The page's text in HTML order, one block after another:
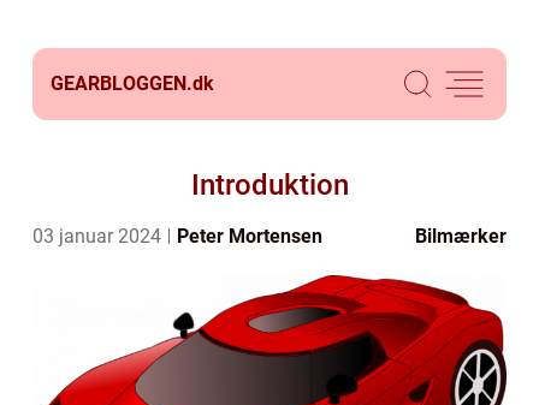
GEARBLOGGEN.dk
Introduktion
03 januar 2024 Peter Mortensen Bilmærker